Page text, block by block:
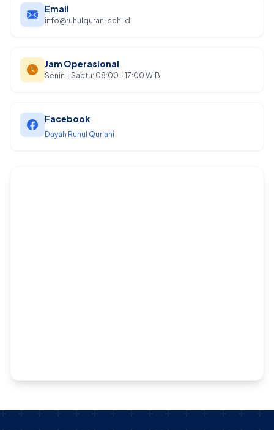
Email
info@ruhulqurani.sch.id
Jam Operasional
Senin - Sabtu: 08:00 - 17:00 WIB
Facebook
Dayah Ruhul Qur'ani